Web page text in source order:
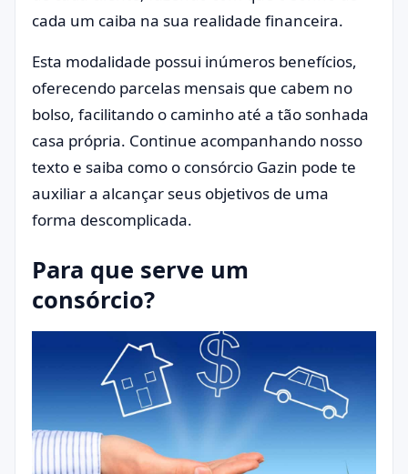
cada um caiba na sua realidade financeira.
Esta modalidade possui inúmeros benefícios,
oferecendo parcelas mensais que cabem no
bolso, facilitando o caminho até a tão sonhada
casa própria. Continue acompanhando nosso
texto e saiba como o consórcio Gazin pode te
auxiliar a alcançar seus objetivos de uma
forma descomplicada.
Para que serve um
consórcio?